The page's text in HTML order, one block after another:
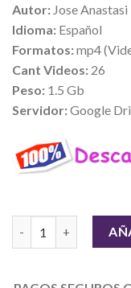
Autor: Jose Anastasi
Idioma: Español
Formatos:mp4
Cant Videos: 26
Peso: 1.5 Gb
Servidor:Google